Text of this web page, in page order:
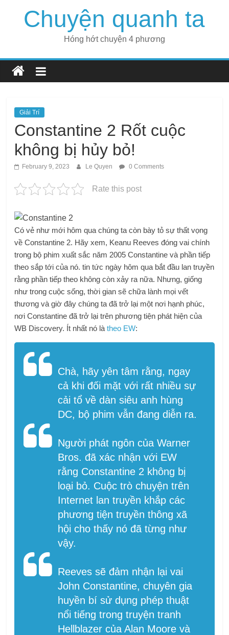
Chuyện quanh ta
Hóng hớt chuyện 4 phương
Giải Trí
Constantine 2 Rốt cuộc
không bị hủy bỏ!
February 9, 2023 Le Quyen 0 Comments
Rate this post
Có vẻ như mới hôm qua chúng ta còn bày tỏ sự thất vọng
về Constantine 2. Hãy xem, Keanu Reeves đóng vai chính
trong bộ phim xuất sắc năm 2005 Constantine và phần tiếp
theo sắp tới của nó. tin tức ngày hôm qua bắt đầu lan truyền
rằng phần tiếp theo không còn xảy ra nữa. Nhưng, giống
như trong cuộc sống, thời gian sẽ chữa lành mọi vết
thương và giờ đây chúng ta đã trở lại một nơi hạnh phúc,
nơi Constantine đã trở lại trên phương tiện phát hiện của
WB Discovery. Ít nhất nó làtheo EW:
Chà, hãy yên tâm rằng, ngay
cả khi đối mặt với rất nhiều sự
cải tổ về dàn siêu anh hùng
DC, bộ phim vẫn đang diễn ra.
Người phát ngôn của Warner
Bros. đã xác nhận với EW
rằng Constantine 2 không bị
loại bỏ. Cuộc trò chuyện trên
Internet lan truyền khắp các
phương tiện truyền thông xã
hội cho thấy nó đã từng như
vậy.
Reeves sẽ đảm nhận lại vai
John Constantine, chuyên gia
huyền bí sử dụng phép thuật
nổi tiếng trong truyện tranh
Hellblazer của Alan Moore và